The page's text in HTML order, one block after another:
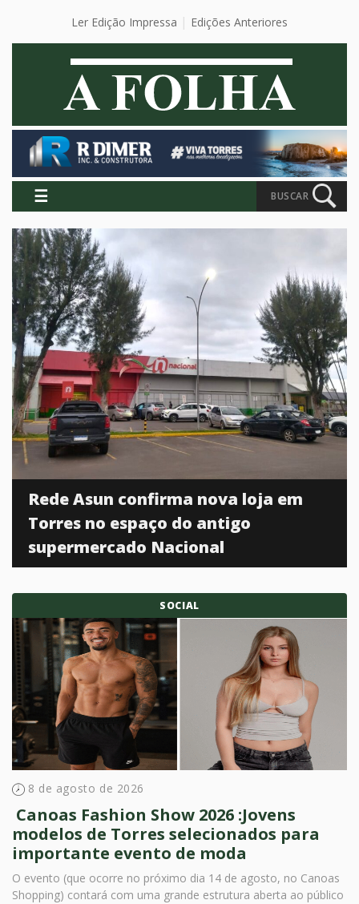
Ler Edição Impressa Edições Anteriores
☰ BUSCAR
Rede Asun confirma nova loja em
Torres no espaço do antigo
supermercado Nacional
SOCIAL
8 de agosto de 2026
​ Canoas Fashion Show 2026 :Jovens
modelos de Torres selecionados para
importante evento de moda
​O evento (que ocorre no próximo dia 14 de agosto, no Canoas
Shopping) contará com uma grande estrutura aberta ao público